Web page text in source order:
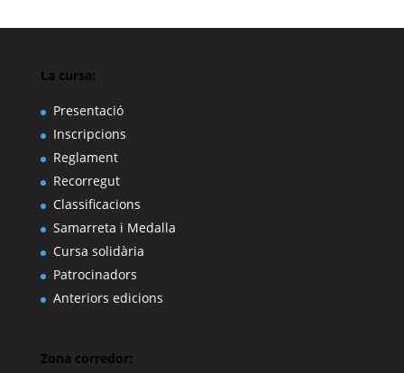
La cursa:
Presentació
Inscripcions
Reglament
Recorregut
Classificacions
Samarreta i Medalla
Cursa solidària
Patrocinadors
Anteriors edicions
Zona corredor: